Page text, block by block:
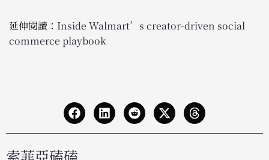
延伸閱讀： Inside Walmart’s creator-driven social
commerce playbook
索菲亞磕磕